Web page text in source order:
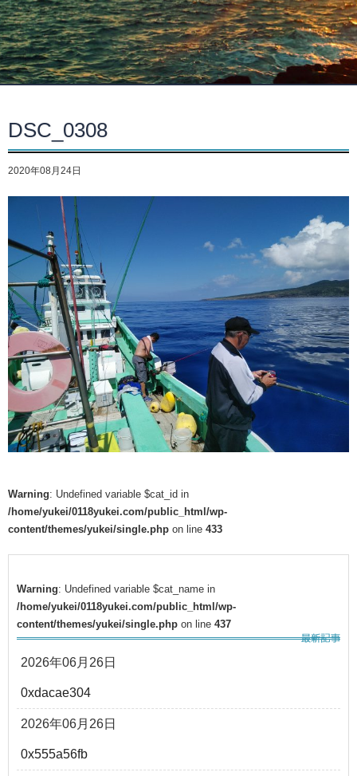
DSC_0308
2020年08月24日
Warning: Undefined variable $cat_id in
/home/yukei/0118yukei.com/public_html/wp-
content/themes/yukei/single.php on line 433
Warning: Undefined variable $cat_name in
/home/yukei/0118yukei.com/public_html/wp-
content/themes/yukei/single.php on line 437
2026年06月26日
0xdacae304
2026年06月26日
0x555a56fb